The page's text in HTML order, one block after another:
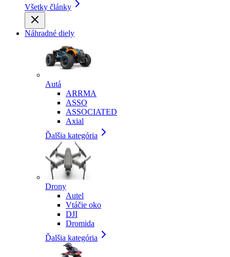
Všetky články
Náhradné diely
Autá
ARRMA
ASSO
ASSOCIATED
Axial
Ďalšia kategória
Drony
Autel
Vtáčie oko
DJI
Dromida
Ďalšia kategória